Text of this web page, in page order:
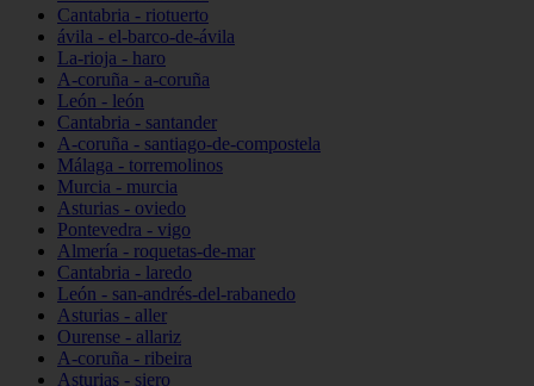
Cantabria - riotuerto
ávila - el-barco-de-ávila
La-rioja - haro
A-coruña - a-coruña
León - león
Cantabria - santander
A-coruña - santiago-de-compostela
Málaga - torremolinos
Murcia - murcia
Asturias - oviedo
Pontevedra - vigo
Almería - roquetas-de-mar
Cantabria - laredo
León - san-andrés-del-rabanedo
Asturias - aller
Ourense - allariz
A-coruña - ribeira
Asturias - siero